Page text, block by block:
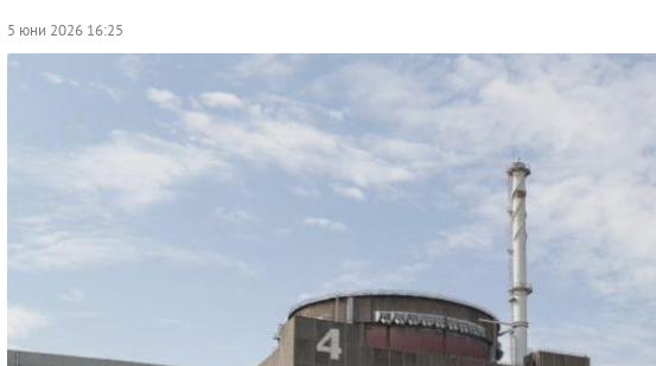
5 юни 2026 16:25